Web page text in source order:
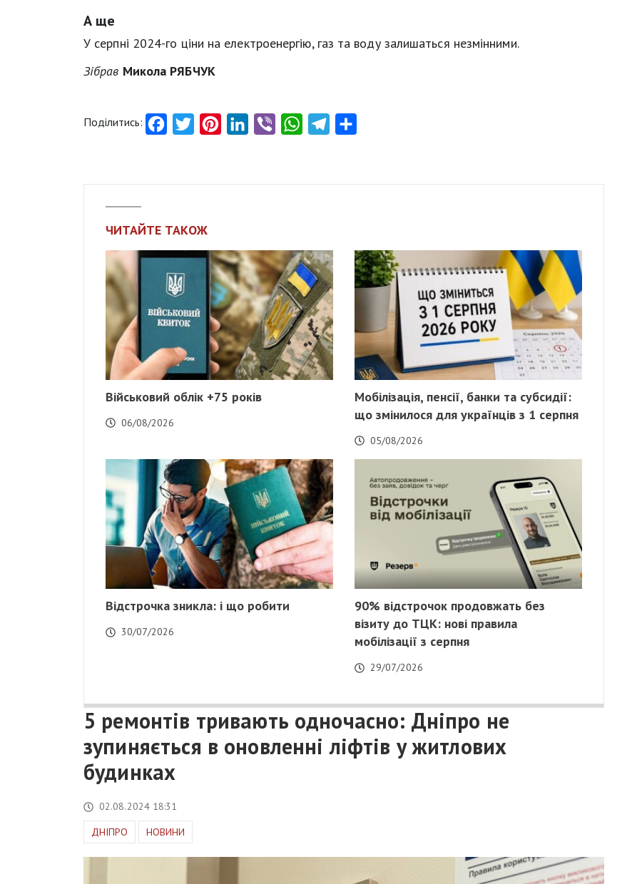
А ще
У серпні 2024-го ціни на електроенергію, газ та воду залишаться незмінними.
Зібрав Микола РЯБЧУК
Поділитись: FacebookTwitter PinterestLinkedInViber WhatsAppTelegram
ЧИТАЙТЕ ТАКОЖ
Військовий облік +75 років
06/08/2026
Мобілізація, пенсії, банки та субсидії:
що змінилося для українців з 1 серпня
05/08/2026
Відстрочка зникла: і що робити
30/07/2026
90% відстрочок продовжать без
візиту до ТЦК: нові правила
мобілізації з серпня
29/07/2026
5 ремонтів тривають одночасно: Дніпро не
зупиняється в оновленні ліфтів у житлових
будинках
02.08.2024 18:31
ДНІПРО
НОВИНИ